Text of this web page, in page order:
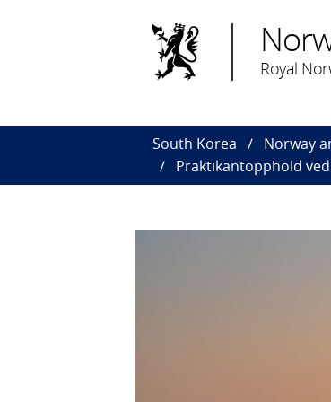
Royal
South Korea Norway
Praktikantopphold